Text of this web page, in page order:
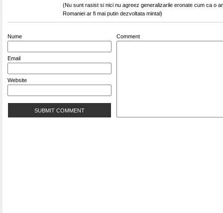
(Nu sunt rasist si nici nu agreez generalizarile eronate cum ca o
Romaniei ar fi mai putin dezvoltata mintal)
Nume
Email
Website
Comment